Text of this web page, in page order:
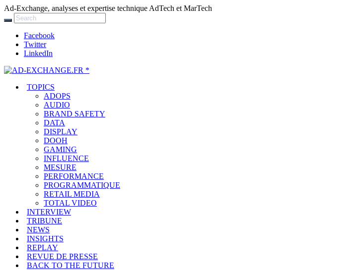
Ad-Exchange, analyses et expertise technique AdTech et MarTech
Facebook
Twitter
LinkedIn
TOPICS
ADOPS
AUDIO
BRAND SAFETY
DATA
DISPLAY
DOOH
GAMING
INFLUENCE
MESURE
PERFORMANCE
PROGRAMMATIQUE
RETAIL MEDIA
TOTAL VIDEO
INTERVIEW
TRIBUNE
NEWS
INSIGHTS
REPLAY
REVUE DE PRESSE
BACK TO THE FUTURE